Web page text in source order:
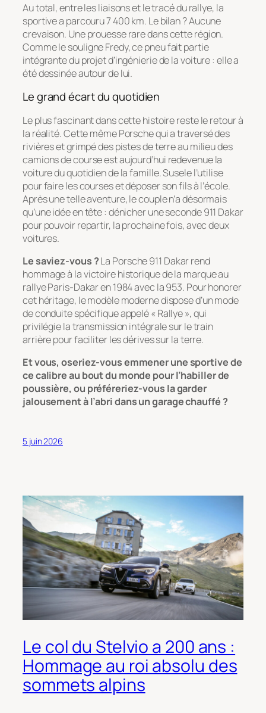
Au total, entre les liaisons et le tracé du rallye, la
sportive a parcouru 7 400 km. Le bilan ? Aucune
crevaison. Une prouesse rare dans cette région.
Comme le souligne Fredy, ce pneu fait partie
intégrante du projet d’ingénierie de la voiture : elle a
été dessinée autour de lui.
Le grand écart du quotidien
Le plus fascinant dans cette histoire reste le retour à
la réalité. Cette même Porsche qui a traversé des
rivières et grimpé des pistes de terre au milieu des
camions de course est aujourd’hui redevenue la
voiture du quotidien de la famille. Susele l’utilise
pour faire les courses et déposer son fils à l’école.
Après une telle aventure, le couple n’a désormais
qu’une idée en tête : dénicher une seconde 911 Dakar
pour pouvoir repartir, la prochaine fois, avec deux
voitures.
Le saviez-vous ?La Porsche 911 Dakar rend
hommage à la victoire historique de la marque au
rallye Paris-Dakar en 1984 avec la 953. Pour honorer
cet héritage, le modèle moderne dispose d’un mode
de conduite spécifique appelé « Rallye », qui
privilégie la transmission intégrale sur le train
arrière pour faciliter les dérives sur la terre.
Et vous, oseriez-vous emmener une sportive de
ce calibre au bout du monde pour l’habiller de
poussière, ou préféreriez-vous la garder
jalousement à l’abri dans un garage chauffé ?
5 juin 2026
Le col du Stelvio a 200 ans :
Hommage au roi absolu des
sommets alpins